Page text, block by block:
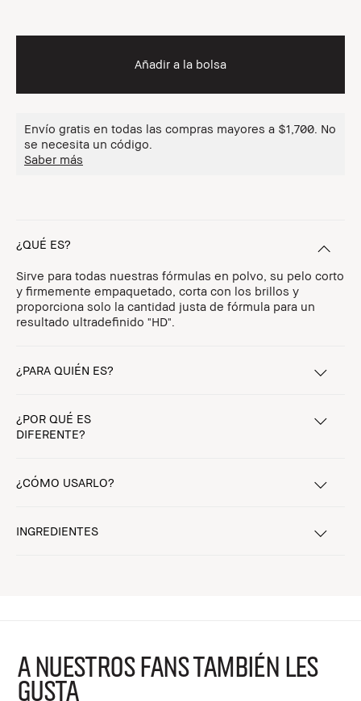
Añadir a la bolsa
Envío gratis en todas las compras mayores a $1,700. No
se necesita un código.
Saber más
¿QUÉ ES?
Sirve para todas nuestras fórmulas en polvo, su pelo corto
y firmemente empaquetado, corta con los brillos y
proporciona solo la cantidad justa de fórmula para un
resultado ultradefinido "HD".
¿PARA QUIÉN ES?
¿POR QUÉ ES
DIFERENTE?
¿CÓMO USARLO?
INGREDIENTES
A NUESTROS FANS TAMBIÉN LES
GUSTA